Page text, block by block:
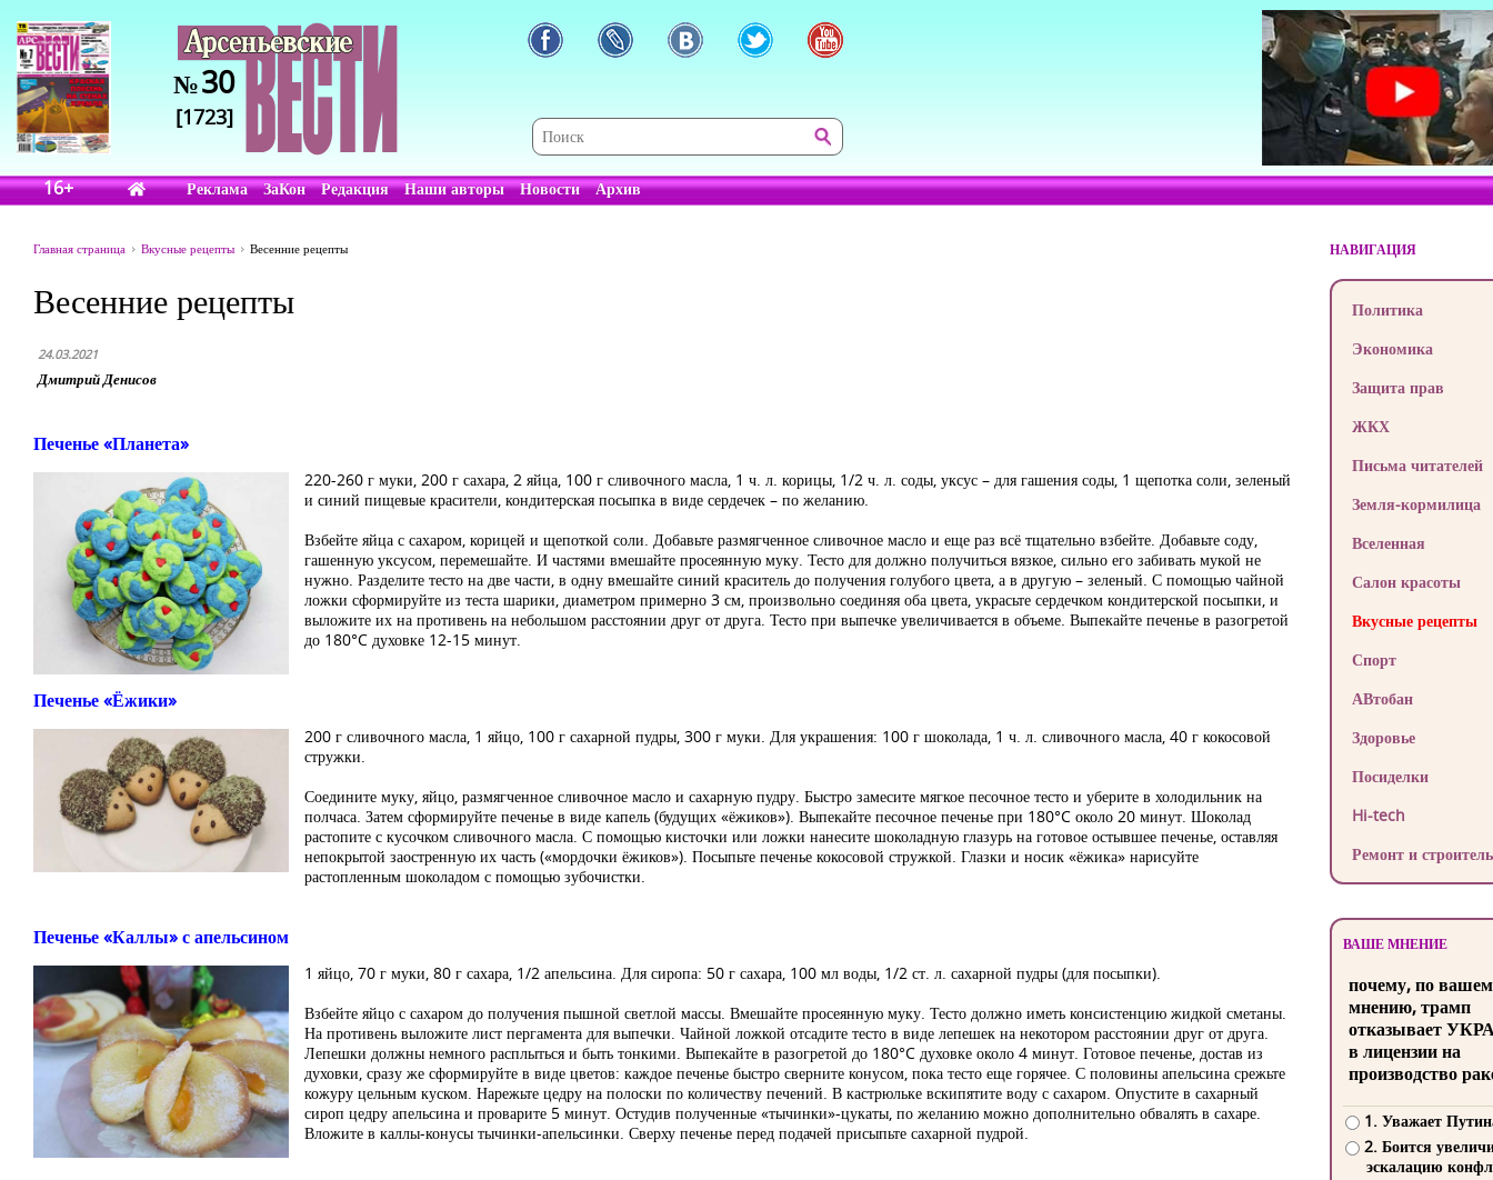
№30
[1723]
16+ Реклама ЗаКон Редакция Наши авторы Новости Архив
Главная страница Вкусные рецепты Весенние рецепты
Весенние рецепты
24.03.2021
Дмитрий Денисов
Печенье «Планета»
220-260 г муки, 200 г сахара, 2 яйца, 100 г сливочного масла, 1 ч. л. корицы, 1/2 ч. л. соды, уксус – для гашения соды, 1 щепотка соли, зеленый
и синий пищевые красители, кондитерская посыпка в виде сердечек – по желанию.
Взбейте яйца с сахаром, корицей и щепоткой соли. Добавьте размягченное сливочное масло и еще раз всё тщательно взбейте. Добавьте соду,
гашенную уксусом, перемешайте. И частями вмешайте просеянную муку. Тесто для должно получиться вязкое, сильно его забивать мукой не
нужно. Разделите тесто на две части, в одну вмешайте синий краситель до получения голубого цвета, а в другую – зеленый. С помощью чайной
ложки сформируйте из теста шарики, диаметром примерно 3 см, произвольно соединяя оба цвета, украсьте сердечком кондитерской посыпки, и
выложите их на противень на небольшом расстоянии друг от друга. Тесто при выпечке увеличивается в объеме. Выпекайте печенье в разогретой
до 180°C духовке 12-15 минут.
Печенье «Ёжики»
200 г сливочного масла, 1 яйцо, 100 г сахарной пудры, 300 г муки. Для украшения: 100 г шоколада, 1 ч. л. сливочного масла, 40 г кокосовой
стружки.
Соедините муку, яйцо, размягченное сливочное масло и сахарную пудру. Быстро замесите мягкое песочное тесто и уберите в холодильник на
полчаса. Затем сформируйте печенье в виде капель (будущих «ёжиков»). Выпекайте песочное печенье при 180°C около 20 минут. Шоколад
растопите с кусочком сливочного масла. С помощью кисточки или ложки нанесите шоколадную глазурь на готовое остывшее печенье, оставляя
непокрытой заостренную их часть («мордочки ёжиков»). Посыпьте печенье кокосовой стружкой. Глазки и носик «ёжика» нарисуйте
растопленным шоколадом с помощью зубочистки.
Печенье «Каллы» с апельсином
1 яйцо, 70 г муки, 80 г сахара, 1/2 апельсина. Для сиропа: 50 г сахара, 100 мл воды, 1/2 ст. л. сахарной пудры (для посыпки).
Взбейте яйцо с сахаром до получения пышной светлой массы. Вмешайте просеянную муку. Тесто должно иметь консистенцию жидкой сметаны.
На противень выложите лист пергамента для выпечки. Чайной ложкой отсадите тесто в виде лепешек на некотором расстоянии друг от друга.
Лепешки должны немного расплыться и быть тонкими. Выпекайте в разогретой до 180°C духовке около 4 минут. Готовое печенье, достав из
духовки, сразу же сформируйте в виде цветов: каждое печенье быстро сверните конусом, пока тесто еще горячее. С половины апельсина срежьте
кожуру цельным куском. Нарежьте цедру на полоски по количеству печений. В кастрюльке вскипятите воду с сахаром. Опустите в сахарный
сироп цедру апельсина и проварите 5 минут. Остудив полученные «тычинки»-цукаты, по желанию можно дополнительно обвалять в сахаре.
Вложите в каллы-конусы тычинки-апельсинки. Сверху печенье перед подачей присыпьте сахарной пудрой.
НАВИГАЦИЯ
Политика
Экономика
Защита прав
ЖКХ
Письма читателей
Земля-кормилица
Вселенная
Салон красоты
Вкусные рецепты
Спорт
АВтобан
Здоровье
Посиделки
Hi-tech
Ремонт и
ВАШЕ МНЕНИЕ
почему, по
мнению, трамп
отказывает
в лицензии на
производство
1. Уважает
2. Боится
эскалацию